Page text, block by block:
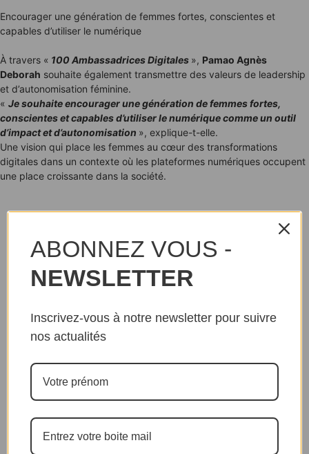
Encourager une génération de femmes fortes, conscientes et
capables d’utiliser le numérique
À travers « 100 Ambassadrices Digitales », Pamao Agnès
Deborah souhaite également transmettre des valeurs de leadership
et d’autonomisation féminine.
« Je souhaite encourager une génération de femmes fortes,
conscientes et capables d’utiliser le numérique comme un outil
d’impact et d’autonomisation », explique-t-elle.
Une vision qui place les femmes au cœur des transformations
digitales dans un contexte où les plateformes numériques occupent
une place croissante dans la société.
ABONNEZ VOUS -
NEWSLETTER
Inscrivez-vous à notre newsletter pour suivre
nos actualités